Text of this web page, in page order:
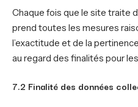
Chaque fois que le site traite
prend toutes les mesures
l’exactitude et de la
au regard des finalités pour
7.2 Finalité des données